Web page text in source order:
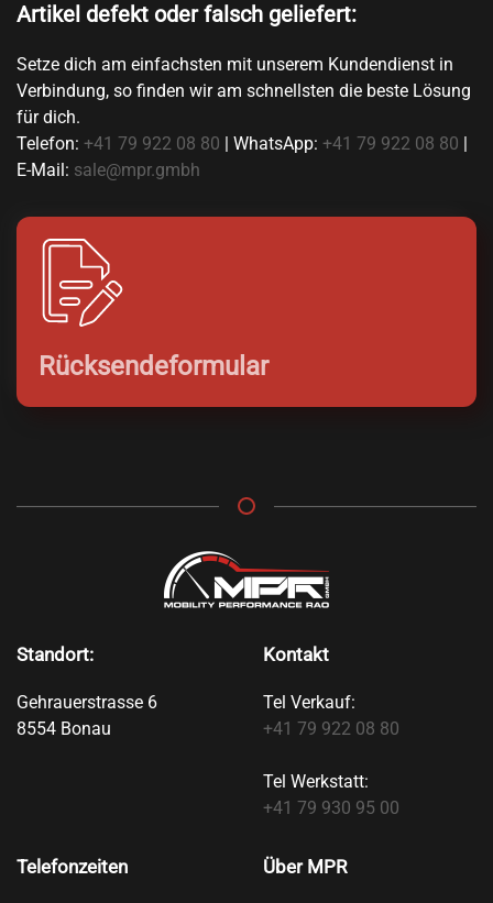
Artikel defekt oder falsch geliefert:
Setze dich am einfachsten mit unserem Kundendienst in
Verbindung, so finden wir am schnellsten die beste Lösung
für dich.
Telefon: +41 79 922 08 80 | WhatsApp: +41 79 922 08 80 |
E-Mail: sale@mpr.gmbh
Rücksendeformular
Standort:
Gehrauerstrasse 6
8554 Bonau
Kontakt
Tel Verkauf:
+41 79 922 08 80
Tel Werkstatt:
+41 79 930 95 00
Telefonzeiten Über MPR